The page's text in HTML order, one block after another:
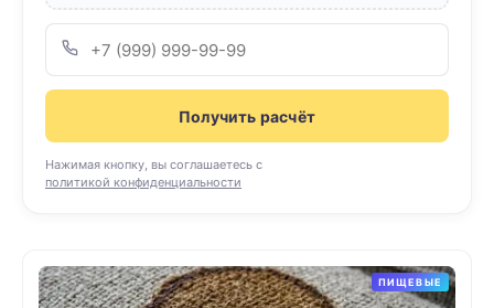
Получить расчёт
Нажимая кнопку, вы соглашаетесь с
политикой конфиденциальности
ПИЩЕВЫЕ